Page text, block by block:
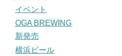
イベント
OGA BREWING
新発売
横浜ビール